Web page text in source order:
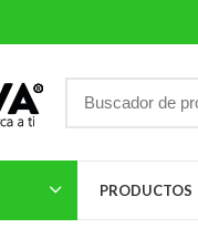
PRODUCTOS